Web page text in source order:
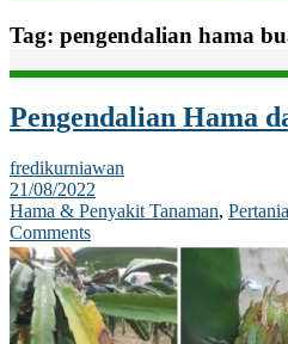
Tag: pengendalian hama
Pengendalian Hama
fredikurniawan
21/08/2022
Hama & Penyakit Tanaman,
Comments